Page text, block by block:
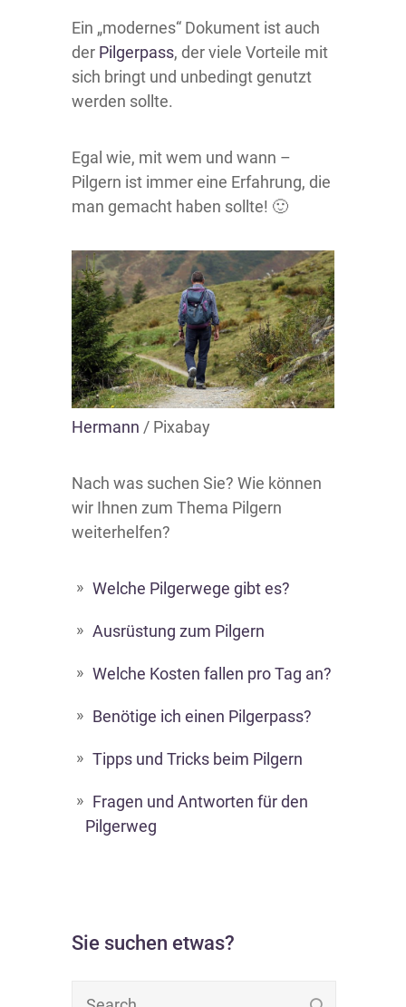
Ein „modernes“ Dokument ist auch
der Pilgerpass, der viele Vorteile mit
sich bringt und unbedingt genutzt
werden sollte.
Egal wie, mit wem und wann –
Pilgern ist immer eine Erfahrung, die
man gemacht haben sollte! 🙂
Hermann / Pixabay
Nach was suchen Sie? Wie können
wir Ihnen zum Thema Pilgern
weiterhelfen?
Welche Pilgerwege gibt es?
Ausrüstung zum Pilgern
Welche Kosten fallen pro Tag an?
Benötige ich einen Pilgerpass?
Tipps und Tricks beim Pilgern
Fragen und Antworten für den
Pilgerweg
Sie suchen etwas?